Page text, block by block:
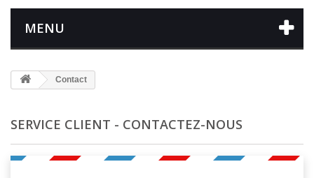
MENU
Contact
SERVICE CLIENT - CONTACTEZ-NOUS